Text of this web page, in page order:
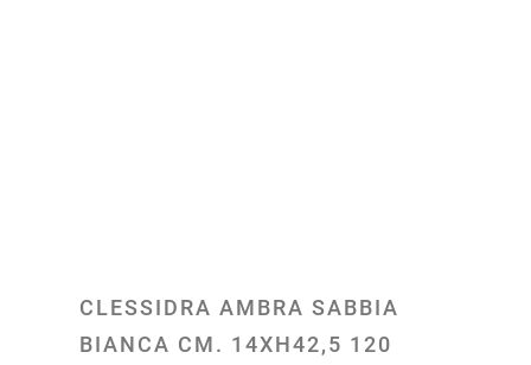
CLESSIDRA AMBRA SABBIA
BIANCA CM. 14XH42,5 120